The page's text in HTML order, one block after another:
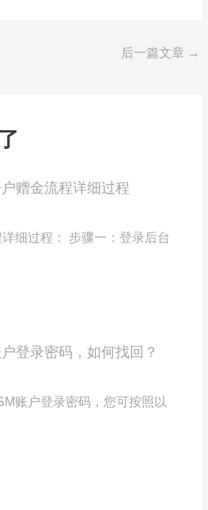
后一篇文章 →
赠金流程详细过程
细过程： 步骤一：登录后台
登录密码，如何找回？
账户登录密码，您可按照以